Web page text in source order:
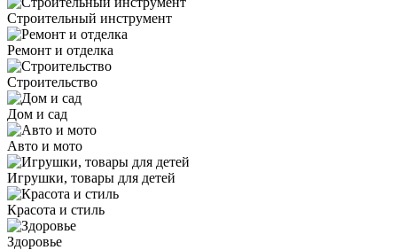
Строительный инструмент
Ремонт и отделка
Строительство
Дом и сад
Авто и мото
Игрушки, товары для детей
Красота и стиль
Здоровье